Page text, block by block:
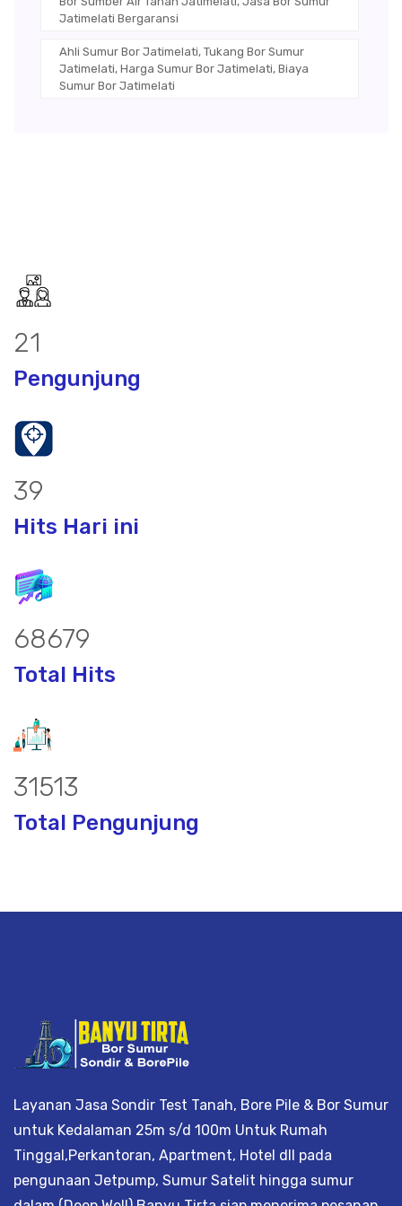
Jatimelati Bergaransi
Ahli Sumur Bor Jatimelati, Tukang Bor Sumur
Jatimelati, Harga Sumur Bor Jatimelati, Biaya
Sumur Bor Jatimelati
27
Pengunjung
50
Hits Hari ini
89283
Total Hits
40967
Total Pengunjung
Layanan Jasa Sondir Test Tanah, Bore Pile & Bor Sumur
untuk Kedalaman 25m s/d 100m Untuk Rumah
Tinggal,Perkantoran, Apartment, Hotel dll pada
pengunaan Jetpump, Sumur Satelit hingga sumur